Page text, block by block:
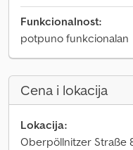
Funkcionalnost:
potpuno funkcionalan
Cena i lokacija
Lokacija:
Oberpöllnitzer Straße